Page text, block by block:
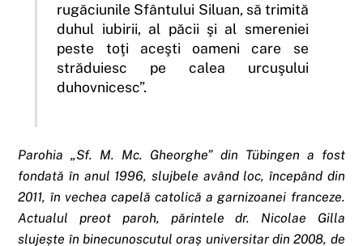
rugăciunile Sfântului Siluan, să trimită
duhul iubirii, al păcii şi al smereniei
peste toţi aceşti oameni care se
străduiesc pe calea urcuşului
duhovnicesc”.
Parohia „Sf. M. Mc. Gheorghe” din Tübingen a fost
fondată în anul 1996, slujbele având loc, începând din
2011, în vechea capelă catolică a garnizoanei franceze.
Actualul preot paroh, părintele dr. Nicolae Gilla
slujește în binecunoscutul oraș universitar din 2008, de